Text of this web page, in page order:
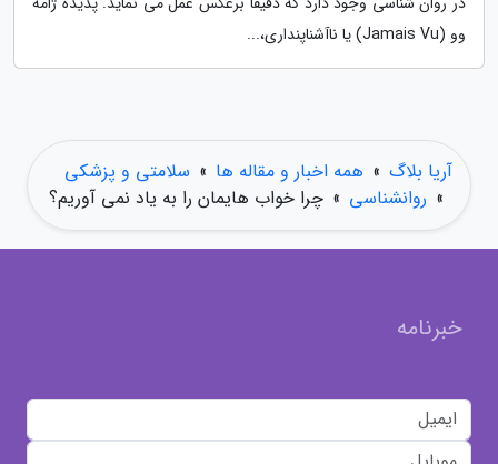
وو (Jamais Vu) یا ناآشناپنداری،...
آریا بلاگ » همه اخبار و مقاله ها » سلامتی و پزشکی
» روانشناسی » چرا خواب هایمان را به یاد نمی آوریم؟
خبرنامه